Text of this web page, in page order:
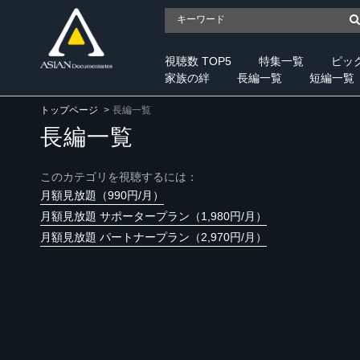
視聴数 TOP5 特集一覧
ピッ
家族の絆
長編一覧 短編一覧
トップページ 長編一覧
長編一覧
このカテゴリを視聴するには：
月額見放題（990円/月）
月額見放題 サポータープラン（1,980円/月）
月額見放題 パートナープラン（2,970円/月）